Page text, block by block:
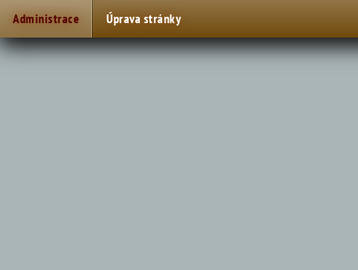
Administrace Úprava stránky